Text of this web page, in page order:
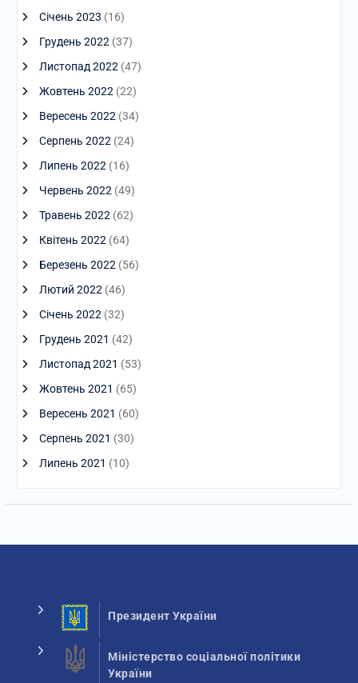
Січень 2023 (16)
Грудень 2022 (37)
Листопад 2022 (47)
Жовтень 2022 (22)
Вересень 2022 (34)
Серпень 2022 (24)
Липень 2022 (16)
Червень 2022 (49)
Травень 2022 (62)
Квітень 2022 (64)
Березень 2022 (56)
Лютий 2022 (46)
Січень 2022 (32)
Грудень 2021 (42)
Листопад 2021 (53)
Жовтень 2021 (65)
Вересень 2021 (60)
Серпень 2021 (30)
Липень 2021 (10)
Президент України
Міністерство соціальної політики
України